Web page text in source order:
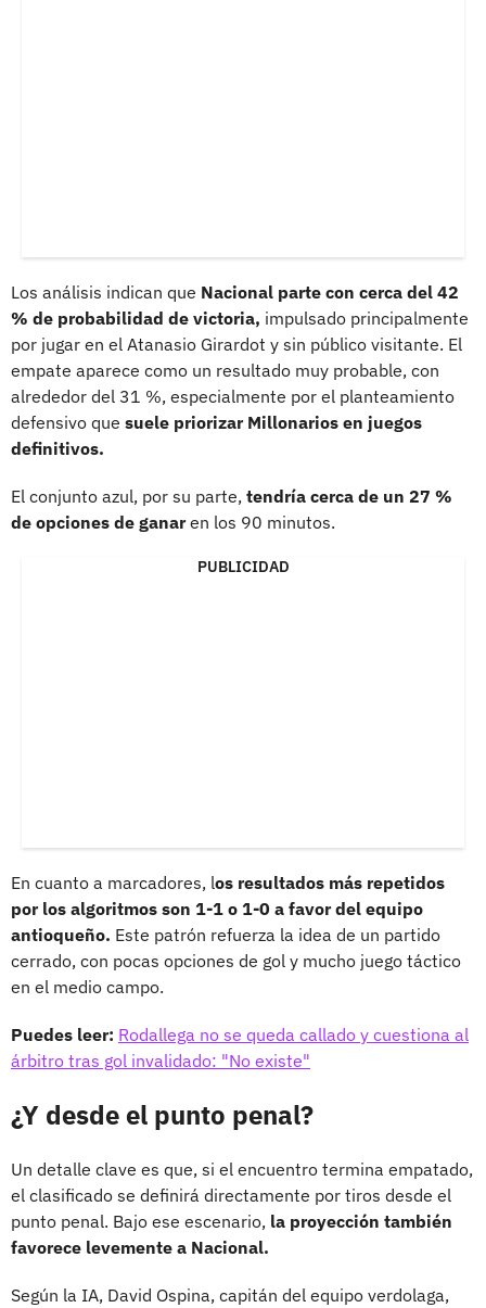
Los análisis indican que Nacional parte con cerca del 42
% de probabilidad de victoria, impulsado principalmente
por jugar en el Atanasio Girardot y sin público visitante. El
empate aparece como un resultado muy probable, con
alrededor del 31 %, especialmente por el planteamiento
defensivo que suele priorizar Millonarios en juegos
definitivos.
El conjunto azul, por su parte, tendría cerca de un 27 %
de opciones de ganaren los 90 minutos.
PUBLICIDAD
En cuanto a marcadores, los resultados más repetidos
por los algoritmos son 1-1 o 1-0 a favor del equipo
antioqueño. Este patrón refuerza la idea de un partido
cerrado, con pocas opciones de gol y mucho juego táctico
en el medio campo.
Puedes leer: Rodallega no se queda callado y cuestiona al
árbitro tras gol invalidado: "No existe"
¿Y desde el punto penal?
Un detalle clave es que, si el encuentro termina empatado,
el clasificado se definirá directamente por tiros desde el
punto penal. Bajo ese escenario, la proyección también
favorece levemente a Nacional.
Según la IA, David Ospina, capitán del equipo verdolaga,